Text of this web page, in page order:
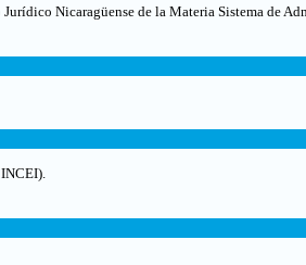
Nicaragüense de la Materia Sistema de
.